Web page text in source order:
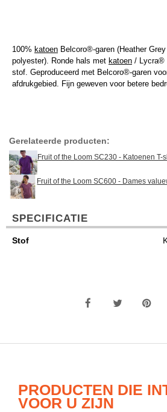
100% katoen Belcoro®-garen (Heather
polyester). Ronde hals met katoen / Lycra®
stof. Geproduceerd met Belcoro®-garen
afdrukgebied. Fijn geweven voor betere
Gerelateerde producten:
Fruit of the Loom SC230 - Katoenen T-
Fruit of the Loom SC600 - Dames
SPECIFICATIE
Stof
PRODUCTEN DIE
VOOR U ZIJN